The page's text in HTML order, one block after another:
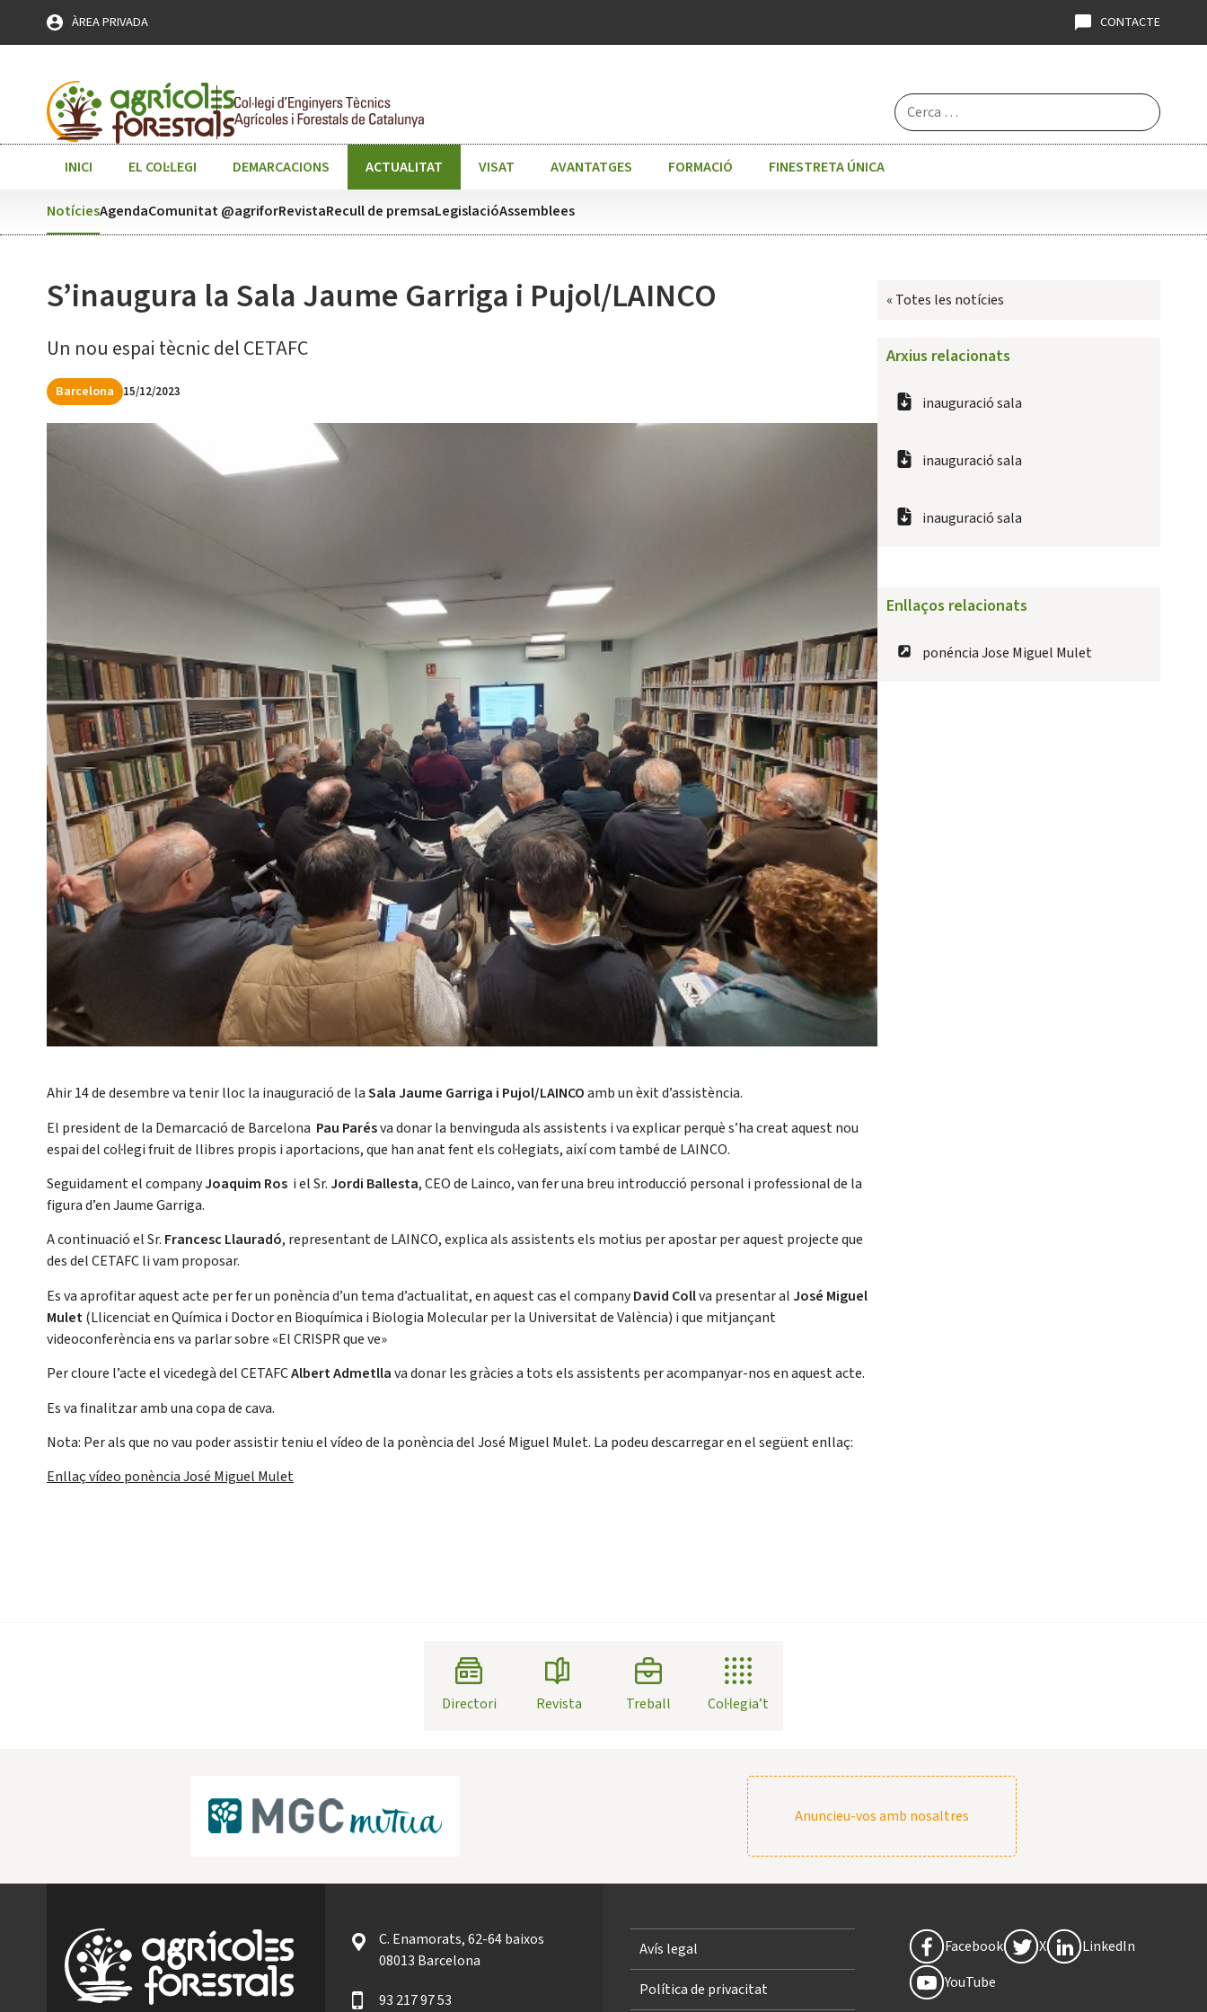
ÀREA PRIVADA CONTACTE
Cerca:
INICI EL COL·LEGI DEMARCACIONS ACTUALITAT VISAT AVANTATGES FORMACIÓ FINESTRETA ÚNICA
NotíciesAgendaComunitat @agriforRevistaRecull de premsaLegislacióAssemblees
S’inaugura la Sala Jaume Garriga i Pujol/LAINCO
Un nou espai tècnic del CETAFC
Barcelona 15/12/2023
Ahir 14 de desembre va tenir lloc la inauguració de laSala Jaume Garriga i Pujol/LAINCOamb un èxit d’assistència.
El president de la Demarcació de Barcelona Pau Parésva donar la benvinguda als assistents i va explicar perquè s’ha creat aquest nou
espai del col·legi fruit de llibres propis i aportacions, que han anat fent els col·legiats, així com també de LAINCO.
Seguidament el companyJoaquim Ros i el Sr.Jordi Ballesta, CEO de Lainco, van fer una breu introducció personal i professional de la
figura d’en Jaume Garriga.
A continuació el Sr. Francesc Llauradó, representant de LAINCO, explica als assistents els motius per apostar per aquest projecte que
des del CETAFC li vam proposar.
Es va aprofitar aquest acte per fer un ponència d’un tema d’actualitat, en aquest cas el companyDavid Collva presentar alJosé Miguel
Mulet(Llicenciat en Química i Doctor en Bioquímica i Biologia Molecular per la Universitat de València) i que mitjançant
videoconferència ens va parlar sobre «El CRISPR que ve»
Per cloure l’acte el vicedegà del CETAFCAlbert Admetllava donar les gràcies a tots els assistents per acompanyar-nos en aquest acte.
Es va finalitzar amb una copa de cava.
Nota: Per als que no vau poder assistir teniu el vídeo de la ponència del José Miguel Mulet. La podeu descarregar en el següent enllaç:
Enllaç vídeo ponència José Miguel Mulet
« Totes les notícies
Arxius relacionats
inauguració sala
inauguració sala
inauguració sala
Enllaços relacionats
ponéncia Jose Miguel Mulet
Directori Revista Treball Col·legia’t
Anuncieu-vos amb nosaltres
C. Enamorats, 62-64 baixos
08013 Barcelona
93 217 97 53
Avís legal
Política de privacitat
Facebook X
LinkedIn
YouTube